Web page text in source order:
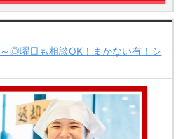
～◎曜日も相談OK！まかない有！シ